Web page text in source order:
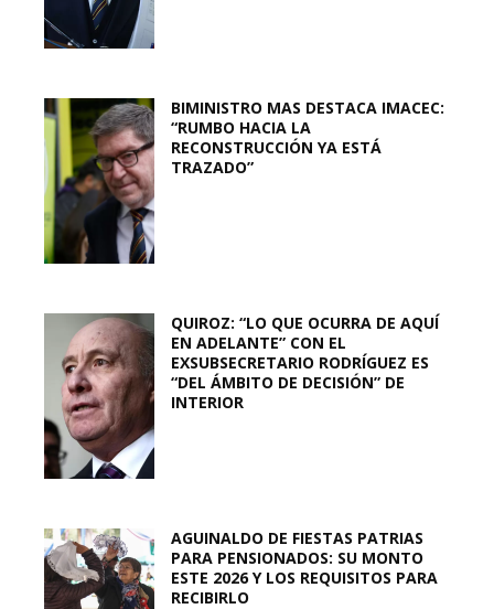
BIMINISTRO MAS DESTACA IMACEC:
“RUMBO HACIA LA
RECONSTRUCCIÓN YA ESTÁ
TRAZADO”
QUIROZ: “LO QUE OCURRA DE AQUÍ
EN ADELANTE” CON EL
EXSUBSECRETARIO RODRÍGUEZ ES
“DEL ÁMBITO DE DECISIÓN” DE
INTERIOR
AGUINALDO DE FIESTAS PATRIAS
PARA PENSIONADOS: SU MONTO
ESTE 2026 Y LOS REQUISITOS PARA
RECIBIRLO